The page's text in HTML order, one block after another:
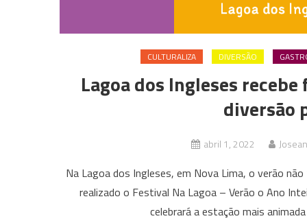
CULTURALIZA DIVERSÃO
Lagoa dos Ingleses
diversão
abril 1, 2022
Na Lagoa dos Ingleses, em Nova Lima, o verão
realizado o Festival Na Lagoa – Verão o Ano
celebrará a estação mais